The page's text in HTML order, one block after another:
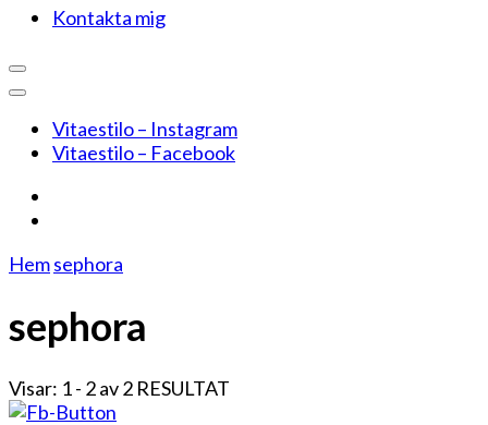
Kontakta mig
Vitaestilo – Instagram
Vitaestilo – Facebook
Hemsephora
sephora
Visar: 1 - 2 av 2 RESULTAT